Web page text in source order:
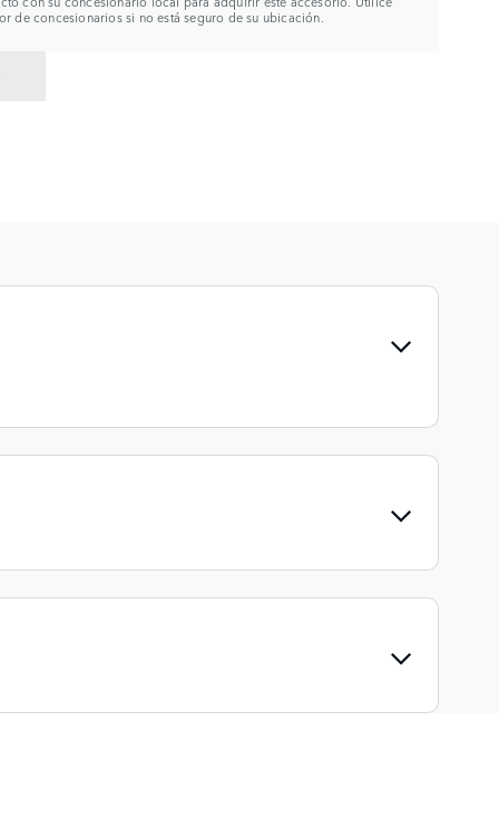
de concesionarios si no está seguro de su ubicación.